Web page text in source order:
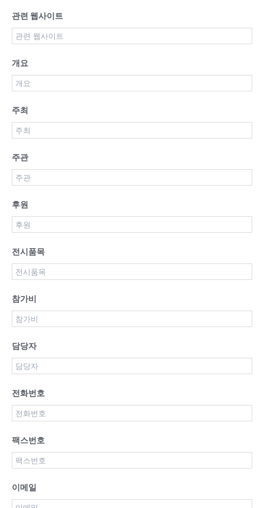
관련 웹사이트
개요
주최
주관
후원
전시품목
참가비
담당자
전화번호
팩스번호
이메일